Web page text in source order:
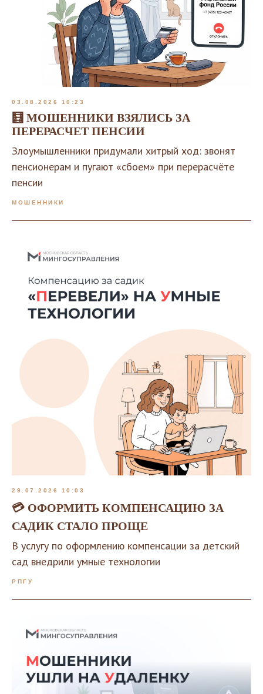
03.08.2026 10:23
🧮 МОШЕННИКИ ВЗЯЛИСЬ ЗА
ПЕРЕРАСЧЕТ ПЕНСИИ
Злоумышленники придумали хитрый ход: звонят
пенсионерам и пугают «сбоем» при перерасчёте
пенсии
МОШЕННИКИ
29.07.2026 10:03
💳 ОФОРМИТЬ КОМПЕНСАЦИЮ ЗА
САДИК СТАЛО ПРОЩЕ
В услугу по оформлению компенсации за детский
сад внедрили умные технологии
РПГУ